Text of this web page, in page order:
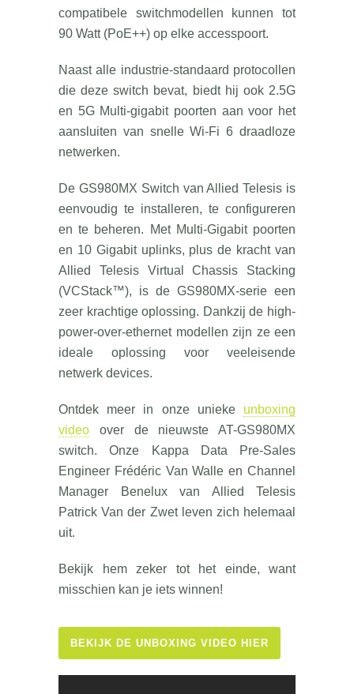
compatibele switchmodellen kunnen tot
90 Watt (PoE++) op elke accesspoort.
Naast alle industrie-standaard protocollen
die deze switch bevat, biedt hij ook 2.5G
en 5G Multi-gigabit poorten aan voor het
aansluiten van snelle Wi-Fi 6 draadloze
netwerken.
De GS980MX Switch van Allied Telesis is
eenvoudig te installeren, te configureren
en te beheren. Met Multi-Gigabit poorten
en 10 Gigabit uplinks, plus de kracht van
Allied Telesis Virtual Chassis Stacking
(VCStack™), is de GS980MX-serie een
zeer krachtige oplossing. Dankzij de high-
power-over-ethernet modellen zijn ze een
ideale oplossing voor veeleisende
netwerk devices.
Ontdek meer in onze unieke unboxing
video over de nieuwste AT-GS980MX
switch. Onze Kappa Data Pre-Sales
Engineer Frédéric Van Walle en Channel
Manager Benelux van Allied Telesis
Patrick Van der Zwet leven zich helemaal
uit.
Bekijk hem zeker tot het einde, want
misschien kan je iets winnen!
BEKIJK DE UNBOXING VIDEO HIER